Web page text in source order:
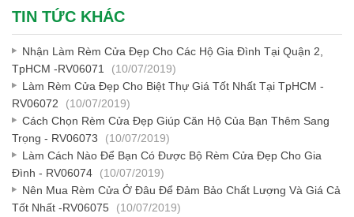
TIN TỨC KHÁC
Nhận Làm Rèm Cửa Đẹp Cho Các Hộ Gia Đình Tại Quận 2,
TpHCM -RV06071
(10/07/2019)
Làm Rèm Cửa Đẹp Cho Biệt Thự Giá Tốt Nhất Tại TpHCM -
RV06072
(10/07/2019)
Cách Chọn Rèm Cửa Đẹp Giúp Căn Hộ Của Bạn Thêm Sang
Trọng - RV06073
(10/07/2019)
Làm Cách Nào Để Bạn Có Được Bộ Rèm Cửa Đẹp Cho Gia
Đình - RV06074
(10/07/2019)
Nên Mua Rèm Cửa Ở Đâu Để Đảm Bảo Chất Lượng Và Giá Cả
Tốt Nhất -RV06075
(10/07/2019)